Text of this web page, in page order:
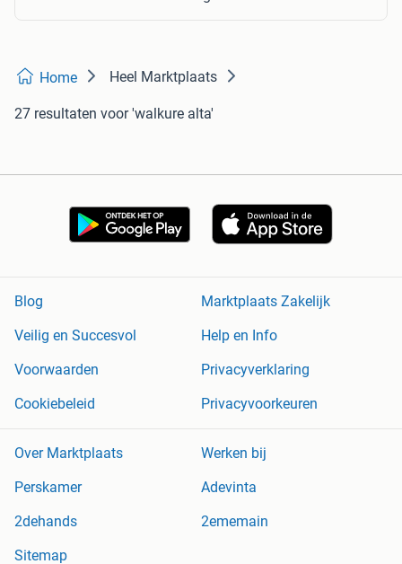
Home Heel Marktplaats
27 resultaten voor 'walkure alta'
Blog
Marktplaats Zakelijk
Veilig en Succesvol
Help en Info
Voorwaarden
Privacyverklaring
Cookiebeleid
Privacyvoorkeuren
Over Marktplaats
Werken bij
Perskamer
Adevinta
2dehands
2ememain
Sitemap